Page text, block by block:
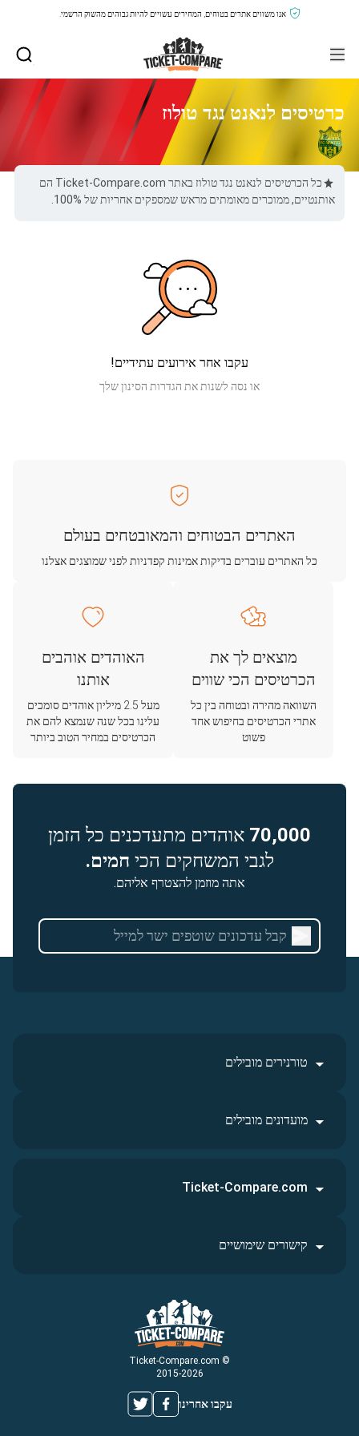
אנו משווים אתרים בטוחים, המחירים עשויים להיות גבוהים מהשוק הרשמי.
כרטיסים לנאנט נגד טולוז
כל הכרטיסים לנאנט נגד טולוז באתר Ticket-Compare.com הם
אותנטיים, ממוכרים מאומתים מראש שמספקים אחריות של 100%.
עקבו אחר אירועים עתידיים!
או נסה לשנות את הגדרות הסינון שלך
האתרים הבטוחים והמאובטחים בעולם
כל האתרים עוברים בדיקות אמינות קפדניות לפני שמוצגים אצלנו
מוצאים לך את
הכרטיסים הכי שווים
השוואה מהירה ובטוחה בין כל
אתרי הכרטיסים בחיפוש אחד
פשוט
האוהדים אוהבים
אותנו
מעל 2.5 מיליון אוהדים סומכים
עלינו בכל שנה שנמצא להם את
הכרטיסים במחיר הטוב ביותר
70,000 אוהדים מתעדכנים כל הזמן
לגבי המשחקים הכי חמים.
אתה מוזמן להצטרף אליהם.
טורנירים מובילים
מועדונים מובילים
© Ticket-Compare.com
2015-2026
עקבו אחרינו
Ticket-Compare.com
קישורים שימושיים